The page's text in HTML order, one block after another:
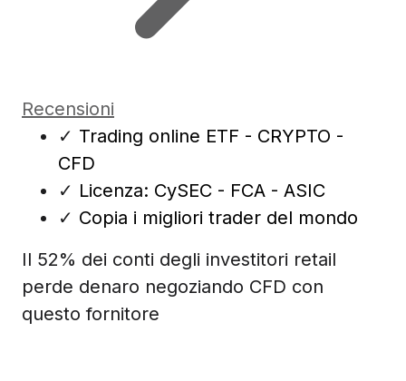
Recensioni
✓ Trading online ETF - CRYPTO -
CFD
✓ Licenza: CySEC - FCA - ASIC
✓ Copia i migliori trader del mondo
Il 52% dei conti degli investitori retail
perde denaro negoziando CFD con
questo fornitore